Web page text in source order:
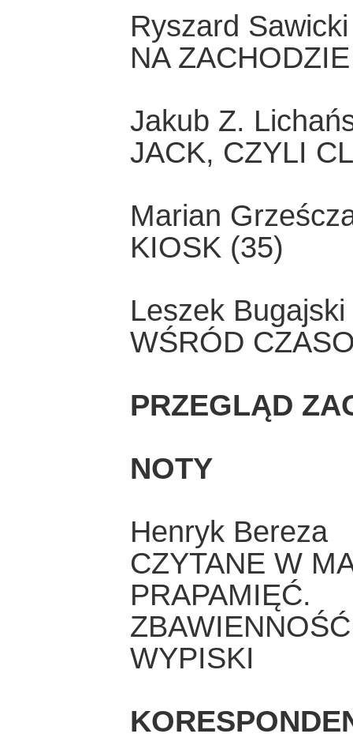
Ryszard Sawicki
NA
Jakub Z.
JACK, CZYLI
Marian
KIOSK (35)
Leszek Bugajski
WŚRÓD
PRZEGLĄD
NOTY
Henryk Bereza
CZYTANE W
PRAPAMIĘĆ.
WYPISKI